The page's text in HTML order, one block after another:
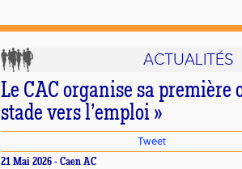
ACTUALITÉS
Le CAC organise sa première
stade vers l’emploi »
Tweet
21 Mai 2026 - Caen AC